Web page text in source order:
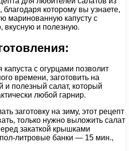
которому вы узнаете,
маринованную капусту с
и полезную.
с огурцами позволит
времени, заготовить на
и полезный салат, который
любой гарнир.
заготовку на зиму, этот рецепт
только нужно выложить салат
закаткой крышками
литровые банки — 15 мин.,